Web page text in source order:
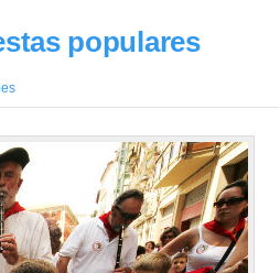
populares